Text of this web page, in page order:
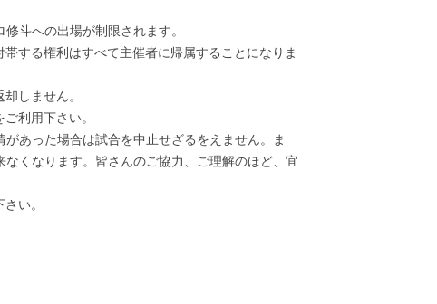
斗への出場が制限されます。
する権利はすべて主催者に帰属することになりま
しません。
利用下さい。
あった場合は試合を中止せざるをえません。ま
くなります。皆さんのご協力、ご理解のほど、宜
い。